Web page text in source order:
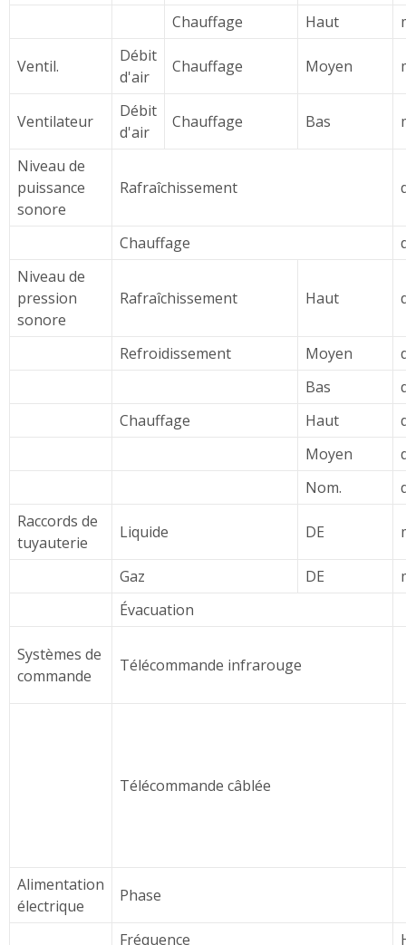
Chauffage Haut
Ventil.
Débit
d'air
Chauffage Moyen
Ventilateur
Débit
d'air
Chauffage Bas
Niveau de
puissance
sonore
Rafraîchissement
Chauffage
Niveau de
pression
sonore
Rafraîchissement Haut
Refroidissement Moyen
Bas
Chauffage
Haut
Moyen
Nom.
Raccords de
tuyauterie
Liquide DE
Gaz DE
Évacuation
Systèmes de
commande
Télécommande infrarouge
Télécommande câblée
Alimentation
électrique
Phase
Fréquence